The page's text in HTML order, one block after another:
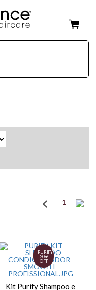
1
PURIFY
20%
OFF
Kit Purify Shampoo e